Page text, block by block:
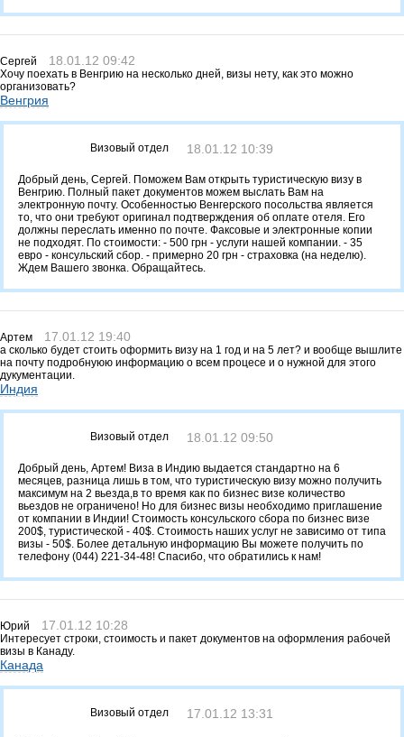
Сергей 18.01.12 09:42
Хочу поехать в Венгрию на несколько дней, визы нету, как это можно
организовать?
Венгрия
Визовый отдел 18.01.12 10:39
Добрый день, Сергей. Поможем Вам открыть туристическую визу в
Венгрию. Полный пакет документов можем выслать Вам на
электронную почту. Особенностью Венгерского посольства является
то, что они требуют оригинал подтверждения об оплате отеля. Его
должны переслать именно по почте. Факсовые и электронные копии
не подходят. По стоимости: - 500 грн - услуги нашей компании. - 35
евро - консульский сбор. - примерно 20 грн - страховка (на неделю).
Ждем Вашего звонка. Обращайтесь.
Артем 17.01.12 19:40
а сколько будет стоить оформить визу на 1 год и на 5 лет? и вообще вышлите
на почту подробнуюю информацию о всем процесе и о нужной для этого
дукументации.
Индия
Визовый отдел 18.01.12 09:50
Добрый день, Артем! Виза в Индию выдается стандартно на 6
месяцев, разница лишь в том, что туристическую визу можно получить
максимум на 2 вьезда,в то время как по бизнес визе количество
вьездов не ограничено! Но для бизнес визы необходимо приглашение
от компании в Индии! Стоимость консульского сбора по бизнес визе
200$, туристической - 40$. Стоимость наших услуг не зависимо от типа
визы - 50$. Более детальную информацию Вы можете получить по
телефону (044) 221-34-48! Спасибо, что обратились к нам!
Юрий 17.01.12 10:28
Интересует строки, стоимость и пакет документов на оформления рабочей
визы в Канаду.
Канада
Визовый отдел 17.01.12 13:31